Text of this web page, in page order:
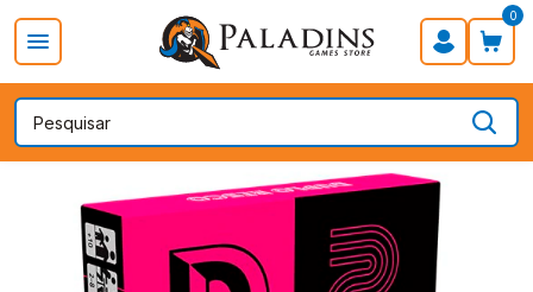
0
PROMOÇÃO DIA DOS PAIS Board Games Card Games